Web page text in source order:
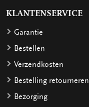
KLANTENSERVICE
Garantie
Bestellen
Verzendkosten
Bestelling retourneren
Bezorging